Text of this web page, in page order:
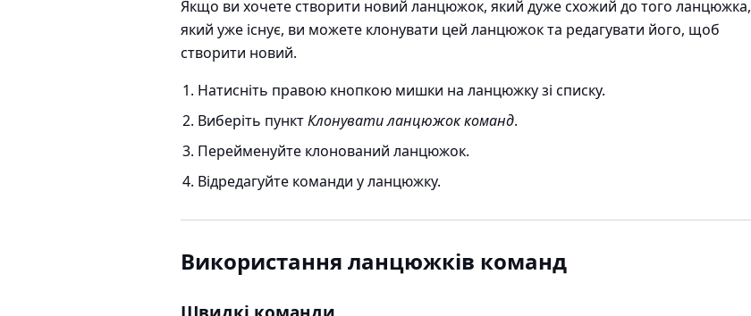
Якщо ви хочете створити новий ланцюжок, який дуже схожий до того ланцюжка,
який уже існує, ви можете клонувати цей ланцюжок та редагувати його, щоб
створити новий.
Натисніть правою кнопкою мишки на ланцюжку зі списку.
Виберіть пунктКлонувати ланцюжок команд.
Перейменуйте клонований ланцюжок.
Відредагуйте команди у ланцюжку.
Використання ланцюжків команд